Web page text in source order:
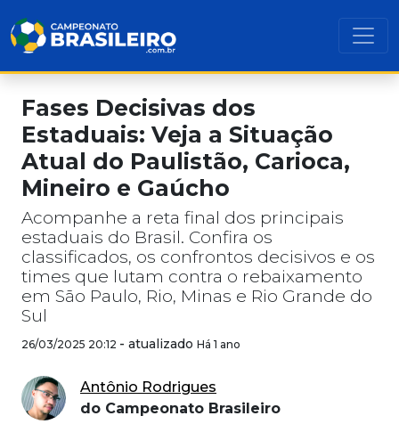
Fases Decisivas dos
Estaduais: Veja a Situação
Atual do Paulistão, Carioca,
Mineiro e Gaúcho
Acompanhe a reta final dos principais
estaduais do Brasil. Confira os
classificados, os confrontos decisivos e os
times que lutam contra o rebaixamento
em São Paulo, Rio, Minas e Rio Grande do
Sul
26/03/2025 20:12 - atualizado Há 1 ano
Antônio Rodrigues
do Campeonato Brasileiro